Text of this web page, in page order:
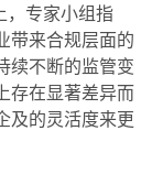
，专家小组指
带来合规层面的
续不断的监管变
存在显著差异而
及的灵活度来更